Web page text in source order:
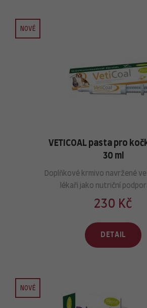
NOVÉ
VETICOAL pasta pro
30 ml
Doplňkové krmivo navržené
lékaři jako nutriční
230 Kč
DETAIL
NOVÉ